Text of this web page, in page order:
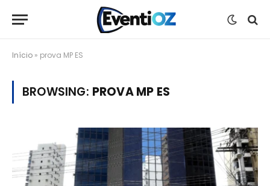
Início » prova MP ES
BROWSING: PROVA MP ES